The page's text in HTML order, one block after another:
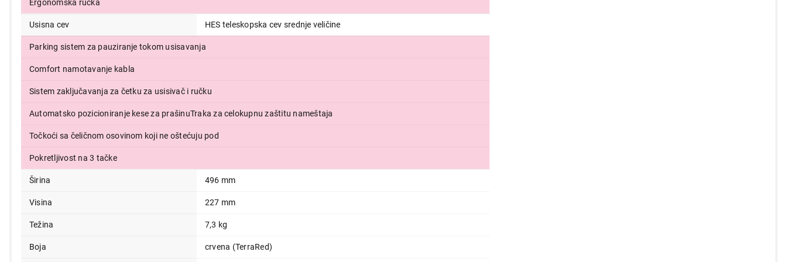
Ergonomska ručka
Usisna cev HES teleskopska cev srednje veličine
Parking sistem za pauziranje tokom usisavanja
Comfort namotavanje kabla
Sistem zaključavanja za četku za usisivač i ručku
Automatsko pozicioniranje kese za prašinuTraka za celokupnu zaštitu nameštaja
Točkoći sa čeličnom osovinom koji ne oštećuju pod
Pokretljivost na 3 tačke
Širina 496 mm
Visina 227 mm
Težina 7,3 kg
Boja crvena (TerraRed)